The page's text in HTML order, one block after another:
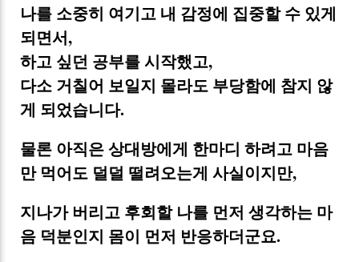
나를 소중히 여기고 내 감정에 집중할 수 있게
되면서,
하고 싶던 공부를 시작했고,
다소 거칠어 보일지 몰라도 부당함에 참지 않
게 되었습니다.
물론 아직은 상대방에게 한마디 하려고 마음
만 먹어도 덜덜 떨려오는게 사실이지만,
지나가 버리고 후회할 나를 먼저 생각하는 마
음 덕분인지 몸이 먼저 반응하더군요.